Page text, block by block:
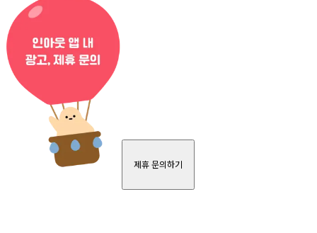
제휴 문의하기